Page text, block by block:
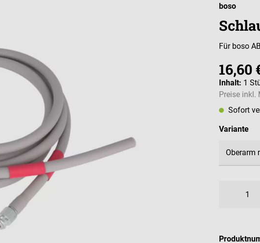
boso
Für boso
16,60
Inhalt: 1
Preise inkl.
Sofort
Variante